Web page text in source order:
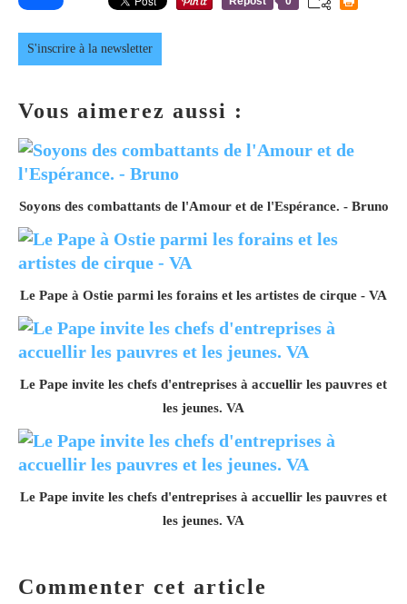
S'inscrire à la newsletter
Vous aimerez aussi :
Soyons des combattants de l'Amour et de l'Espérance. - Bruno
Le Pape à Ostie parmi les forains et les artistes de cirque - VA
Le Pape invite les chefs d'entreprises à accuellir les pauvres et
les jeunes. VA
Le Pape invite les chefs d'entreprises à accuellir les pauvres et
les jeunes. VA
Commenter cet article